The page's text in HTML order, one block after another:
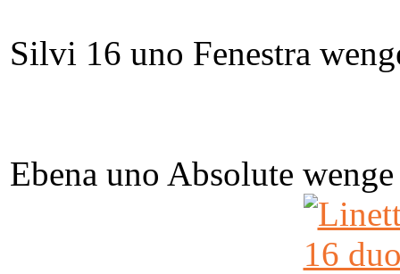
Silvi 16 uno Fenestra
Ebena uno Absolute wenge